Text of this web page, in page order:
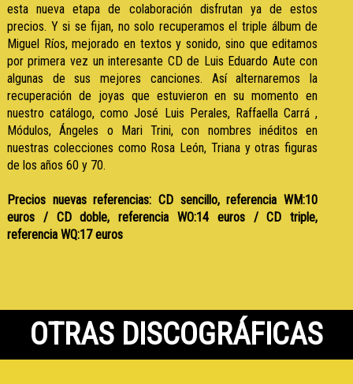
esta nueva etapa de colaboración disfrutan ya de estos
precios. Y si se fijan, no solo recuperamos el triple álbum de
Miguel Ríos, mejorado en textos y sonido, sino que editamos
por primera vez un interesante CD de Luis Eduardo Aute con
algunas de sus mejores canciones. Así alternaremos la
recuperación de joyas que estuvieron en su momento en
nuestro catálogo, como José Luis Perales, Raffaella Carrá ,
Módulos, Ángeles o Mari Trini, con nombres inéditos en
nuestras colecciones como Rosa León, Triana y otras figuras
de los años 60 y 70.
Precios nuevas referencias: CD sencillo, referencia WM:10
euros / CD doble, referencia WO:14 euros / CD triple,
referencia WQ:17 euros
OTRAS DISCOGRÁFICAS